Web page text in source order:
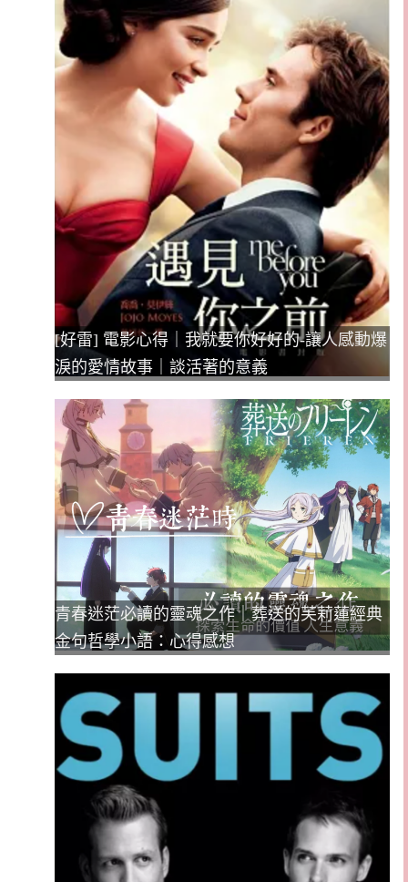
[好雷] 電影心得｜我就要你好好的-讓人感動爆
淚的愛情故事｜談活著的意義
青春迷茫必讀的靈魂之作｜葬送的芙莉蓮經典
金句哲學小語：心得感想